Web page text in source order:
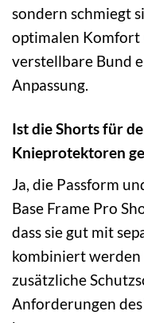
sondern schmiegt
optimalen Komfort
verstellbare Bund
Anpassung.
Ist die Shorts für
Knieprotektoren
Ja, die Passform
Base Frame Pro
dass sie gut mit
kombiniert werden
zusätzliche
Anforderungen